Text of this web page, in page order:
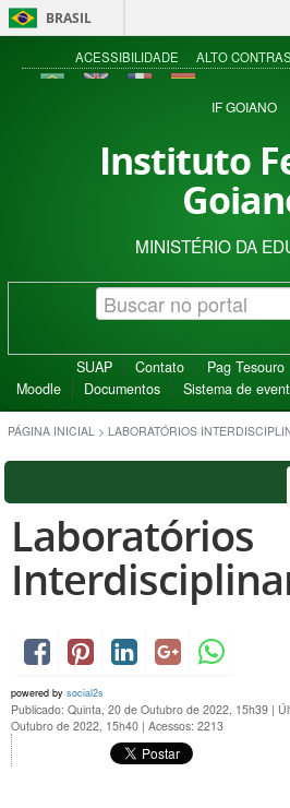
BRASIL
ACESSIBILIDADE ALTO
IF GOIANO
Instituto
MINISTÉRIO DA
SUAP Contato Pag Tesouro
Moodle
Documentos Sistema de
PÁGINA INICIAL > LABORATÓRIOS
Laboratórios
powered by social2s
Publicado: Quinta, 20 de Outubro de 2022, 15h39 |
Outubro de 2022, 15h40 | Acessos: 2213